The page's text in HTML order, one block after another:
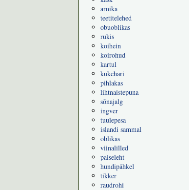
arnika
teetitelehed
obuoblikas
rukis
koihein
koirohud
kartul
kukehari
pihlakas
lihtnaistepuna
sõnajalg
ingver
tuulepesa
islandi sammal
oblikas
viinalilled
paiseleht
hundipähkel
tikker
raudrohi